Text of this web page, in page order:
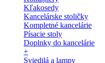
Kľakosedy
Kancelárske stoličky
Kompletné kancelárie
Písacie stoly
Doplnky do kancelárie
+
Sviedilá a lampy